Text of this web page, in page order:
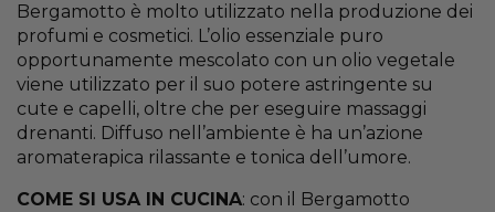
Bergamotto è molto utilizzato nella produzione dei
profumi e cosmetici. L’olio essenziale puro
opportunamente mescolato con un olio vegetale
viene utilizzato per il suo potere astringente su
cute e capelli, oltre che per eseguire massaggi
drenanti. Diffuso nell’ambiente è ha un’azione
aromaterapica rilassante e tonica dell’umore.
COME SI USA IN CUCINA: con il Bergamotto